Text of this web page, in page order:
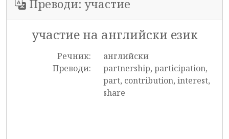
Преводи: участие
участие на английски език
Речник:
английски
Преводи:
partnership, participation,
part, contribution, interest,
share